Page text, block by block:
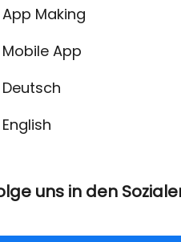
App Making
Mobile App
Deutsch
English
uns in den